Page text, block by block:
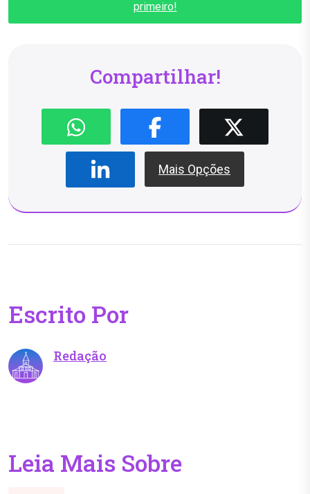
primeiro!
Compartilhar!
Mais Opções
Escrito Por
Redação
Leia Mais Sobre